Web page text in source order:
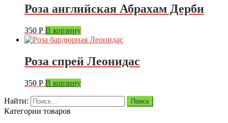
Роза английская Абрахам Дерби
350 Р В корзину
Роза спрей Леонидас
350 Р В корзину
Найти:
Категории товаров